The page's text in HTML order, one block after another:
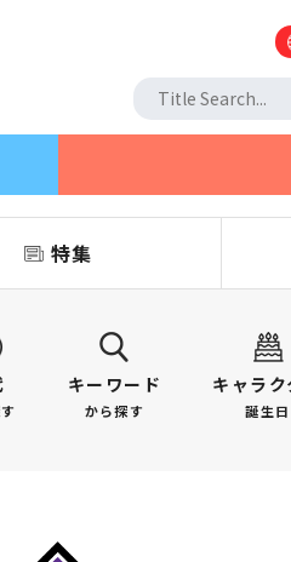
特集
キーワード
から探す
キャラク
誕生日